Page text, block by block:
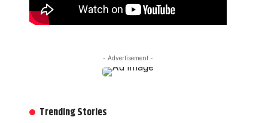
- Advertisement -
Trending Stories